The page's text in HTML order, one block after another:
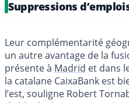
Suppressions
Leur complémentarité
un autre avantage de la
présente à Madrid et dans
la catalane CaixaBank est
l’est, souligne Robert